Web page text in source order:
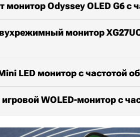
монитор Odyssey OLED G6 с
монитор
LED монитор с частотой
WOLED-монитор с